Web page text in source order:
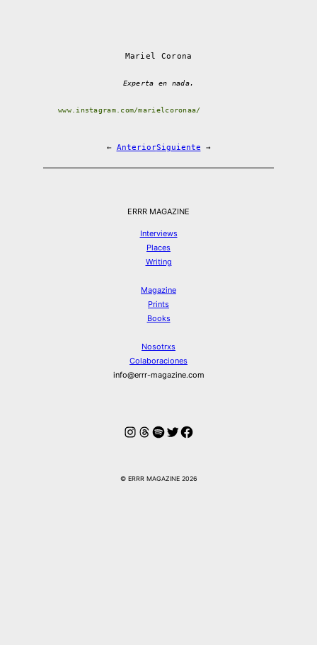
Mariel Corona
Experta en nada.
www.instagram.com/marielcoronaa/
← AnteriorSiguiente →
ERRR MAGAZINE
Interviews
Places
Writing
Magazine
Prints
Books
Nosotrxs
Colaboraciones
info@errr-magazine.com
Instagram
Hilos
Spotify
Twitter
Facebook
© ERRR MAGAZINE 2026